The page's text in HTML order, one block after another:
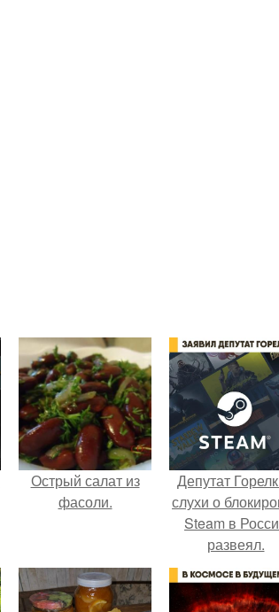
Острый салат из
фасоли.
Депутат
слухи о
Steam в
развеял.